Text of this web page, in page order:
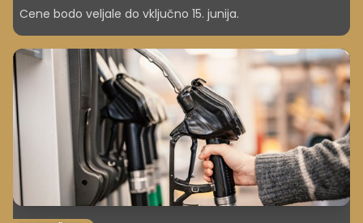
Cene bodo veljale do vključno 15. junija.